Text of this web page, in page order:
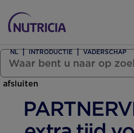
Zwanger Worden
afsluiten
NL INTRODUCTIE VADERSCHAP